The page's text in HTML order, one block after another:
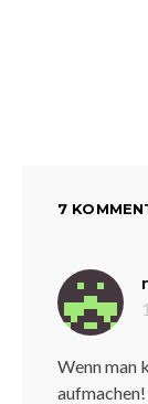
7
Wenn man